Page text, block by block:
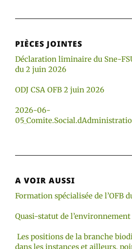
PIÈCES JOINTES
Déclaration liminaire du Sne-
du 2 juin 2026
ODJ CSA OFB 2 juin 2026
2026-06-
A VOIR AUSSI
Formation spécialisée de l’OFB
Quasi-statut de l’environnement
Les positions de la branche
dans les instances et ailleurs,